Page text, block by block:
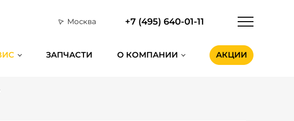
Москва +7 (495) 640-01-11
ЗАПЧАСТИ О КОМПАНИИ АКЦИИ